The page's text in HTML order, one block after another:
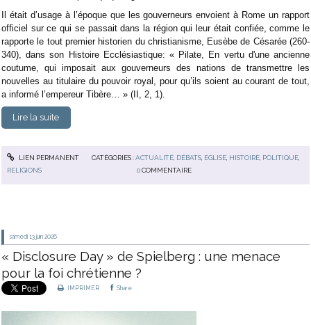
Il était d’usage à l’époque que les gouverneurs envoient à Rome un rapport
officiel sur ce qui se passait dans la région qui leur était confiée, comme le
rapporte le tout premier historien du christianisme, Eusèbe de Césarée (260-
340), dans son Histoire Ecclésiastique: « Pilate, En vertu d'une ancienne
coutume, qui imposait aux gouverneurs des nations de transmettre les
nouvelles au titulaire du pouvoir royal, pour qu’ils soient au courant de tout,
a informé l’empereur Tibère… » (II, 2, 1).
Lire la suite
LIEN PERMANENT CATÉGORIES :ACTUALITÉ, DÉBATS, EGLISE, HISTOIRE, POLITIQUE,
RELIGIONS
0 COMMENTAIRE
samedi 13 juin 2026
« Disclosure Day » de Spielberg : une menace
pour la foi chrétienne ?
IMPRIMER Share